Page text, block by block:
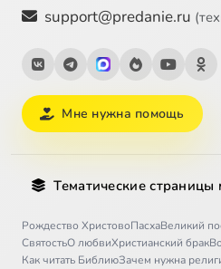
support@predanie.ru
Мне нужна помощь
Тематические страницы
Рождество ХристовоПасхаВеликий
СвятостьО любвиХристианский брак
Как читать БиблиюЗачем нужна